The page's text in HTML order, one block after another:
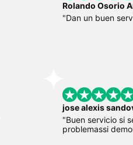
Rolando Osorio
"Dan un buen
jose alexis
"Buen servicio si
problemassi